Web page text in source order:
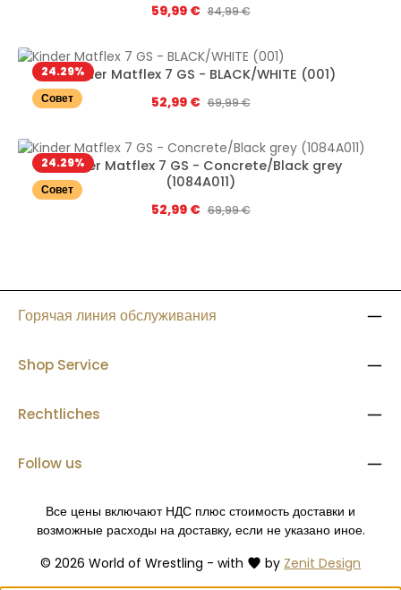
Цена продажи:
59,99 € Обычная цена:
84,99 €
24.29%
Совет
Kinder Matflex 7 GS - BLACK/WHITE (001)
Цена продажи:
52,99 € Обычная цена:
69,99 €
24.29%
Совет
Kinder Matflex 7 GS - Concrete/Black grey
(1084A011)
Цена продажи:
52,99 € Обычная цена:
69,99 €
Горячая линия обслуживания
Shop Service
Rechtliches
Follow us
© 2026 World of Wrestling - with by Zenit Design
Все цены включают НДС плюс стоимость доставки и
возможные расходы на доставку, если не указано иное.